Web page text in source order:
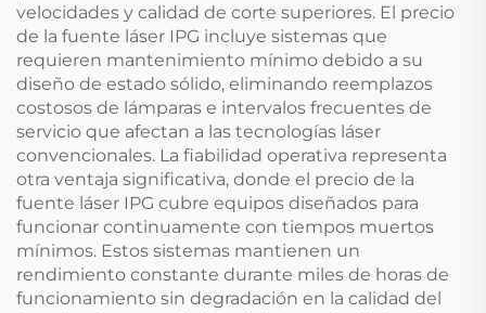
velocidades y calidad de corte superiores. El precio
de la fuente láser IPG incluye sistemas que
requieren mantenimiento mínimo debido a su
diseño de estado sólido, eliminando reemplazos
costosos de lámparas e intervalos frecuentes de
servicio que afectan a las tecnologías láser
convencionales. La fiabilidad operativa representa
otra ventaja significativa, donde el precio de la
fuente láser IPG cubre equipos diseñados para
funcionar continuamente con tiempos muertos
mínimos. Estos sistemas mantienen un
rendimiento constante durante miles de horas de
funcionamiento sin degradación en la calidad del